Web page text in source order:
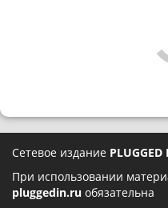
Сетевое издание PLUGGED
При использовании
pluggedin.ru обязательна